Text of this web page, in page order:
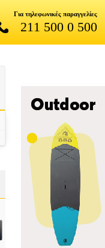
Για τηλεφωνικές παραγγελίες
211 500 0 500